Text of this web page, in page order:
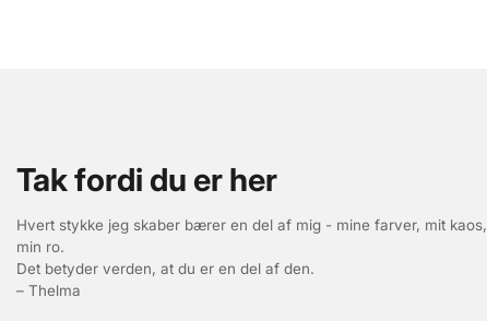
Tak fordi du er her
Hvert stykke jeg skaber bærer en del af mig - mine farver, mit kaos,
min ro.
Det betyder verden, at du er en del af den.
– Thelma